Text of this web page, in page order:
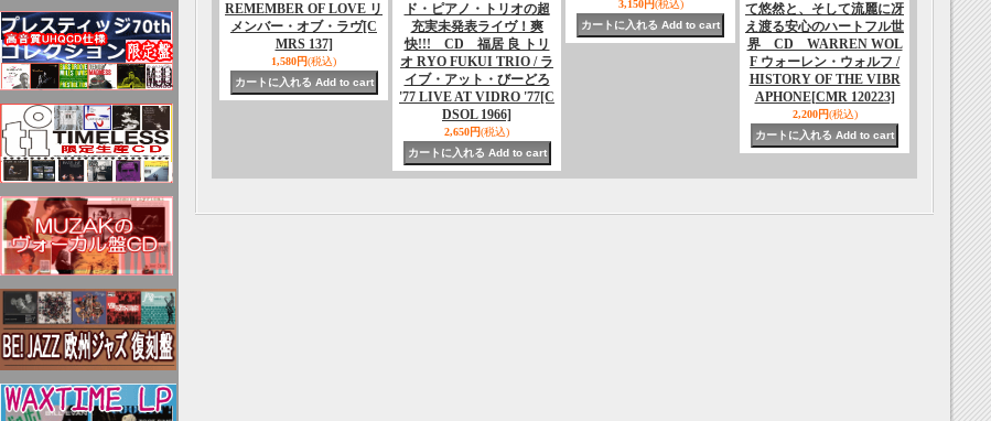
REMEMBER OF LOVE リ
メンバー・オブ・ラヴ[C
MRS 137]
1,580円(税込)
ド・ピアノ・トリオの超
充実未発表ライヴ！爽
快!!! CD 福居 良 トリ
オ RYO FUKUI TRIO / ラ
イブ・アット・びーどろ
'77 LIVE AT VIDRO '77[C
DSOL 1966]
2,650円(税込)
3,150円(税込)
て悠然と、そして流麗に冴
え渡る安心のハートフル世
界 CD WARREN WOL
F ウォーレン・ウォルフ /
HISTORY OF THE VIBR
APHONE[CMR 120223]
2,200円(税込)